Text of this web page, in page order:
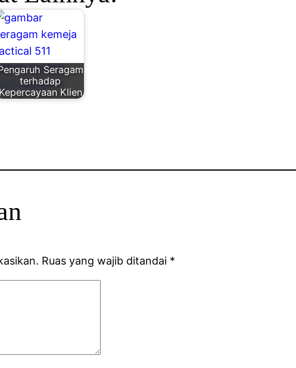
Seragam
terhadap
Kepercayaan Klien
Ruas yang wajib ditandai *